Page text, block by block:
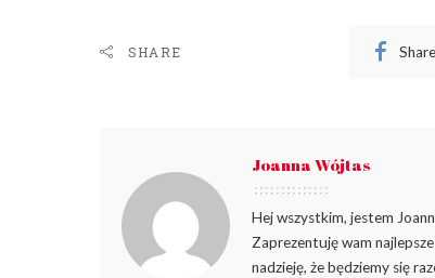
SHARE
Joanna Wójtas
Hej wszystkim, jestem
Zaprezentuję wam
nadzieję, że będziemy się